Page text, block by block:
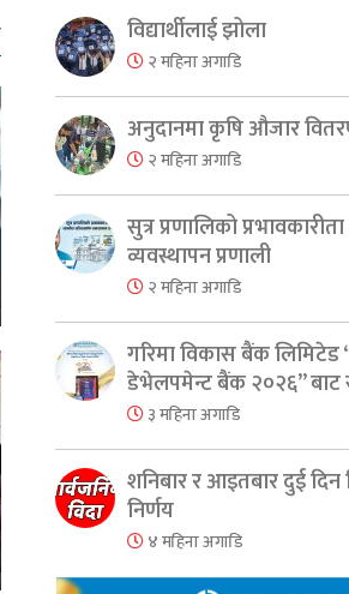
विद्यार्थीलाई झोला
२ महिना अगाडि
अनुदानमा कृषि औजार
२ महिना अगाडि
सुत्र प्रणालिको
व्यवस्थापन प्रणाली
२ महिना अगाडि
गरिमा विकास बैंक लिमिटेड
डेभेलपमेन्ट बैंक २०२६” बाट
३ महिना अगाडि
शनिबार र आइतबार दुई दिन
निर्णय
४ महिना अगाडि